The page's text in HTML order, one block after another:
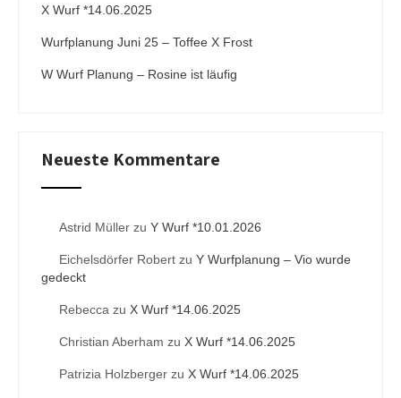
X Wurf *14.06.2025
Wurfplanung Juni 25 – Toffee X Frost
W Wurf Planung – Rosine ist läufig
Neueste Kommentare
Astrid Müller zu Y Wurf *10.01.2026
Eichelsdörfer Robert zu Y Wurfplanung – Vio wurde
gedeckt
Rebecca zu X Wurf *14.06.2025
Christian Aberham zu X Wurf *14.06.2025
Patrizia Holzberger zu X Wurf *14.06.2025